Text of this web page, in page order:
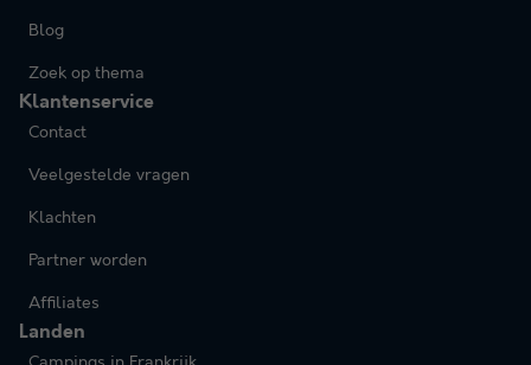
Blog
Zoek op thema
Klantenservice
Contact
Veelgestelde vragen
Klachten
Partner worden
Affiliates
Landen